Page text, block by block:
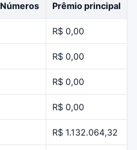
Números Prêmio principal
R$ 0,00
R$ 0,00
R$ 0,00
R$ 0,00
R$ 1.132.064,32